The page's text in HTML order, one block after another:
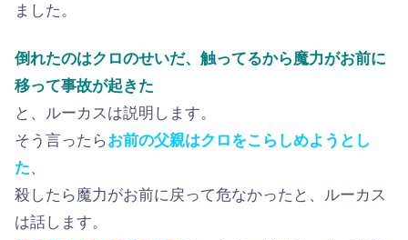
ました。
倒れたのはクロのせいだ、触ってるから魔力がお前に
移って事故が起きた
と、ルーカスは説明します。
そう言ったらお前の父親はクロをこらしめようとし
た、
殺したら魔力がお前に戻って危なかったと、ルーカス
は話します。